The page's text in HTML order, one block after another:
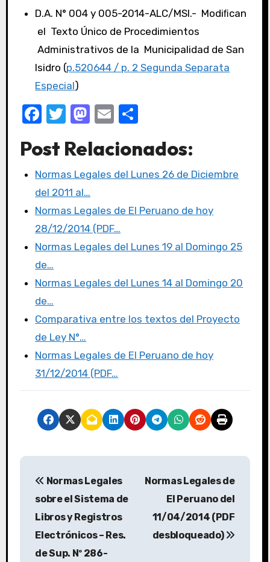
D.A. N° 004 y 005-2014-ALC/MSI.- Modiﬁcan
el Texto Único de Procedimientos
Administrativos de la Municipalidad de San
Isidro (p.520644 / p. 2 Segunda Separata
Especial)
F
c
e
b
o
o
k
T
it
te
r
M
st
o
d
o
n
E
ail m
p
tir
Post Relacionados:
Normas Legales del Lunes 26 de Diciembre
del 2011 al…
Normas Legales de El Peruano de hoy
28/12/2014 (PDF…
Normas Legales del Lunes 19 al Domingo 25
de…
Normas Legales del Lunes 14 al Domingo 20
de…
Comparativa entre los textos del Proyecto
de Ley N°…
Normas Legales de El Peruano de hoy
31/12/2014 (PDF…
Normas Legales
sobre el Sistema de
Libros y Registros
Electrónicos – Res.
de Sup. Nº 286-
Normas Legales de
El Peruano del
11/04/2014 (PDF
desbloqueado)